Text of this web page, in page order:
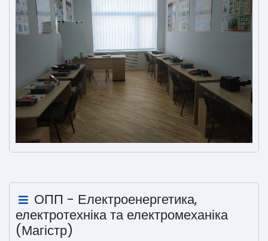
ОПП - Електроенергетика,
електротехніка та електромеханіка
(Магістр)